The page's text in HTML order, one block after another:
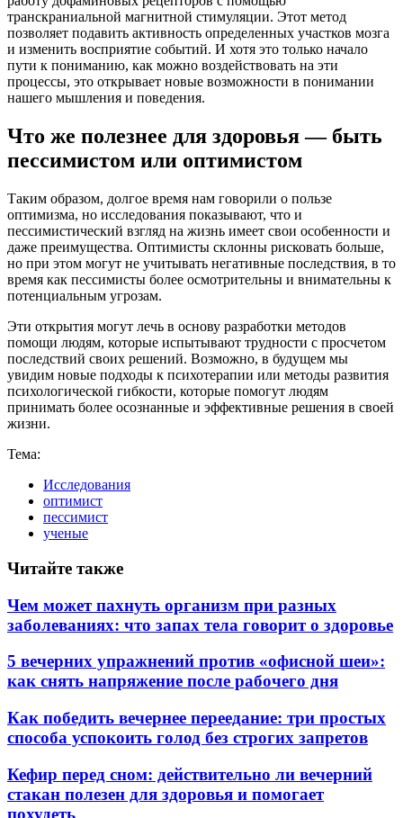
транскраниальной магнитной стимуляции. Этот метод
позволяет подавить активность определенных участков мозга
и изменить восприятие событий. И хотя это только начало
пути к пониманию, как можно воздействовать на эти
процессы, это открывает новые возможности в понимании
нашего мышления и поведения.
Что же полезнее для здоровья — быть
пессимистом или оптимистом
Таким образом, долгое время нам говорили о пользе
оптимизма, но исследования показывают, что и
пессимистический взгляд на жизнь имеет свои особенности и
даже преимущества. Оптимисты склонны рисковать больше,
но при этом могут не учитывать негативные последствия, в то
время как пессимисты более осмотрительны и внимательны к
потенциальным угрозам.
Эти открытия могут лечь в основу разработки методов
помощи людям, которые испытывают трудности с просчетом
последствий своих решений. Возможно, в будущем мы
увидим новые подходы к психотерапии или методы развития
психологической гибкости, которые помогут людям
принимать более осознанные и эффективные решения в своей
жизни.
Тема:
Исследования
оптимист
пессимист
ученые
Читайте также
Чем может пахнуть организм при разных
заболеваниях: что запах тела говорит о здоровье
5 вечерних упражнений против «офисной шеи»:
как снять напряжение после рабочего дня
Как победить вечернее переедание: три простых
способа успокоить голод без строгих запретов
Кефир перед сном: действительно ли вечерний
стакан полезен для здоровья и помогает
похудеть